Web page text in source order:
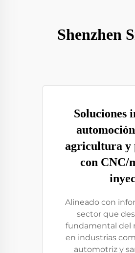
Shenzhen
Soluciones
agricultura y
con CNC/
Alineado con
sector que
fundamental del
en industrias
automotriz y